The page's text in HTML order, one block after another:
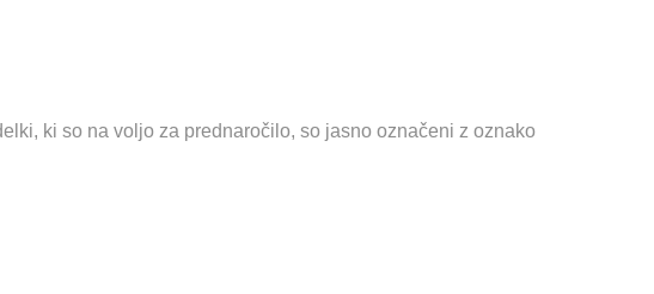
ki so na voljo za prednaročilo, so jasno označeni z oznako